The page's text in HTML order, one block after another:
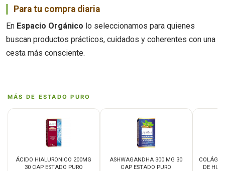
Para tu compra diaria
En Espacio Orgánico lo seleccionamos para quienes
buscan productos prácticos, cuidados y coherentes con una
cesta más consciente.
MÁS DE ESTADO PURO
ÁCIDO HIALURONICO 200MG
30 CAP ESTADO PURO
ASHWAGANDHA 300 MG 30
CAP ESTADO PURO
DE